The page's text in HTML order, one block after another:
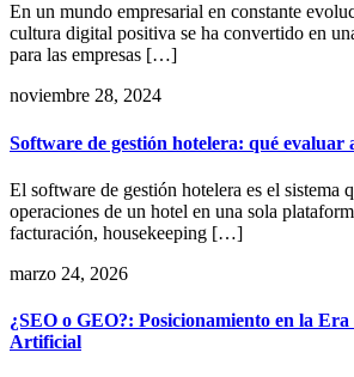
En un mundo empresarial en constante
cultura digital positiva se ha convertido en
para las empresas […]
noviembre 28, 2024
Software de gestión hotelera: qué evaluar
El software de gestión hotelera es el sistema
operaciones de un hotel en una sola
facturación, housekeeping […]
marzo 24, 2026
¿SEO o GEO?: Posicionamiento en la
Artificial